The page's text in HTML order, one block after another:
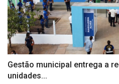
Gestão municipal entrega a
unidades...